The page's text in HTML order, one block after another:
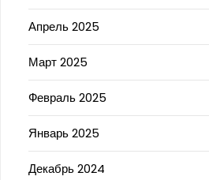
Апрель 2025
Март 2025
Февраль 2025
Январь 2025
Декабрь 2024